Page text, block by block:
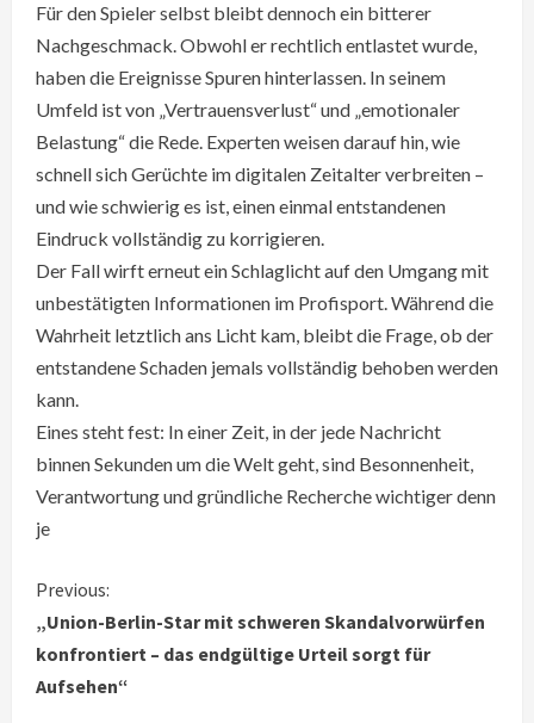
Für den Spieler selbst bleibt dennoch ein bitterer
Nachgeschmack. Obwohl er rechtlich entlastet wurde,
haben die Ereignisse Spuren hinterlassen. In seinem
Umfeld ist von „Vertrauensverlust“ und „emotionaler
Belastung“ die Rede. Experten weisen darauf hin, wie
schnell sich Gerüchte im digitalen Zeitalter verbreiten –
und wie schwierig es ist, einen einmal entstandenen
Eindruck vollständig zu korrigieren.
Der Fall wirft erneut ein Schlaglicht auf den Umgang mit
unbestätigten Informationen im Profisport. Während die
Wahrheit letztlich ans Licht kam, bleibt die Frage, ob der
entstandene Schaden jemals vollständig behoben werden
kann.
Eines steht fest: In einer Zeit, in der jede Nachricht
binnen Sekunden um die Welt geht, sind Besonnenheit,
Verantwortung und gründliche Recherche wichtiger denn
je
C
o
n
Previous:
„Union-Berlin-Star mit schweren Skandalvorwürfen
konfrontiert – das endgültige Urteil sorgt für
Aufsehen“